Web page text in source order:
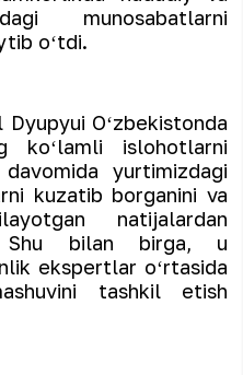
munosabatlarni
oʻtdi.
Dyupyui Oʻzbekistonda
koʻlamli islohotlarni
yurtimizdagi
kuzatib borganini va
natijalardan
Shu bilan birga, u
ekspertlar oʻrtasida
tashkil etish